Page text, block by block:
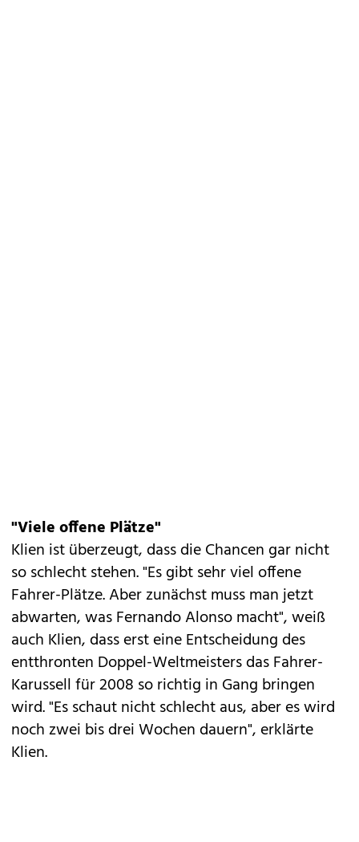
"Viele offene Plätze"
Klien ist überzeugt, dass die Chancen gar nicht
so schlecht stehen. "Es gibt sehr viel offene
Fahrer-Plätze. Aber zunächst muss man jetzt
abwarten, was Fernando Alonso macht", weiß
auch Klien, dass erst eine Entscheidung des
entthronten Doppel-Weltmeisters das Fahrer-
Karussell für 2008 so richtig in Gang bringen
wird. "Es schaut nicht schlecht aus, aber es wird
noch zwei bis drei Wochen dauern", erklärte
Klien.